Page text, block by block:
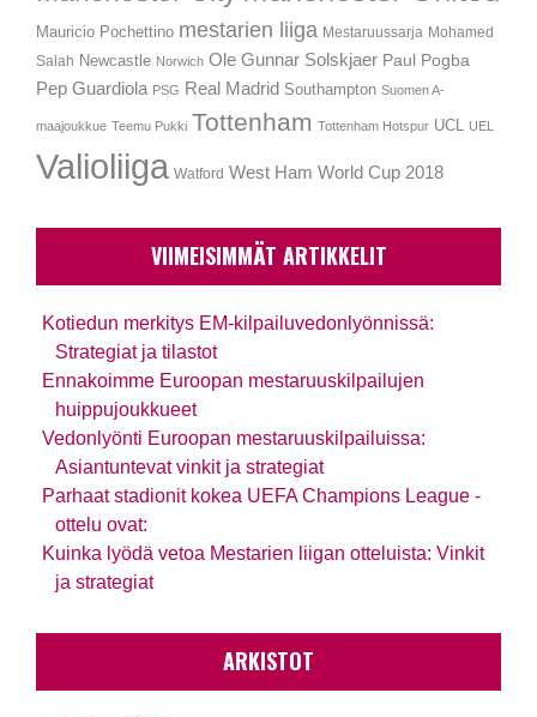
Mauricio Pochettino mestarien liiga Mestaruussarja Mohamed
Salah Newcastle Norwich Ole Gunnar Solskjaer Paul Pogba
Pep Guardiola PSG Real Madrid Southampton Suomen A-
maajoukkue Teemu Pukki Tottenham Tottenham Hotspur UCL UEL
Valioliiga Watford West Ham World Cup 2018
VIIMEISIMMÄT ARTIKKELIT
Kotiedun merkitys EM-kilpailuvedonlyönnissä:
Strategiat ja tilastot
Ennakoimme Euroopan mestaruuskilpailujen
huippujoukkueet
Vedonlyönti Euroopan mestaruuskilpailuissa:
Asiantuntevat vinkit ja strategiat
Parhaat stadionit kokea UEFA Champions League -
ottelu ovat:
Kuinka lyödä vetoa Mestarien liigan otteluista: Vinkit
ja strategiat
ARKISTOT